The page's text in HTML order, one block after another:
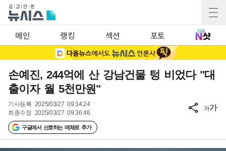
메인 랭킹 섹션 포토
손예진, 244억에 산 강남건물 텅 비었다 "대
출이자 월 5천만원"
기사등록 2025/03/27 09:34:24
최종수정 2025/03/27 09:36:46
구글에서 선호하는 매체로 추가
가가